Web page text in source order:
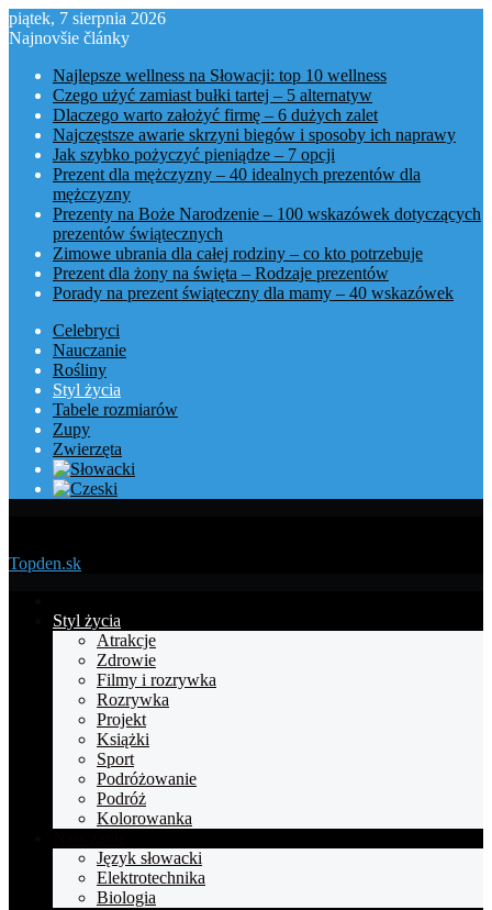
piątek, 7 sierpnia 2026
Najnovšie články
Najlepsze wellness na Słowacji: top 10 wellness
Czego użyć zamiast bułki tartej – 5 alternatyw
Dlaczego warto założyć firmę – 6 dużych zalet
Najczęstsze awarie skrzyni biegów i sposoby ich naprawy
Jak szybko pożyczyć pieniądze – 7 opcji
Prezent dla mężczyzny – 40 idealnych prezentów dla
mężczyzny
Prezenty na Boże Narodzenie – 100 wskazówek dotyczących
prezentów świątecznych
Zimowe ubrania dla całej rodziny – co kto potrzebuje
Prezent dla żony na święta – Rodzaje prezentów
Porady na prezent świąteczny dla mamy – 40 wskazówek
Celebryci
Nauczanie
Rośliny
Styl życia
Tabele rozmiarów
Zupy
Zwierzęta
Topden.sk
główna
Styl życia
Atrakcje
Zdrowie
Filmy i rozrywka
Rozrywka
Projekt
Książki
Sport
Podróżowanie
Podróż
Kolorowanka
Język słowacki
Elektrotechnika
Biologia